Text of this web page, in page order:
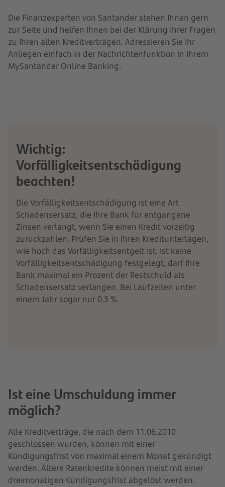
Die Finanzexperten von Santander stehen Ihnen gern
zur Seite und helfen Ihnen bei der Klärung Ihrer Fragen
zu Ihren alten Kreditverträgen. Adressieren Sie Ihr
Anliegen einfach in der Nachrichtenfunktion in Ihrem
MySantander Online Banking.
Wichtig:
Vorfälligkeitsentschädigung
beachten!
Die Vorfälligkeitsentschädigung ist eine Art
Schadensersatz, die Ihre Bank für entgangene
Zinsen verlangt, wenn Sie einen Kredit vorzeitig
zurückzahlen. Prüfen Sie in Ihren Kreditunterlagen,
wie hoch das Vorfälligkeitsentgelt ist. Ist keine
Vorfälligkeitsentschädigung festgelegt, darf Ihre
Bank maximal ein Prozent der Restschuld als
Schadensersatz verlangen. Bei Laufzeiten unter
einem Jahr sogar nur 0,5 %.
Ist eine Umschuldung immer
möglich?
Alle Kreditverträge, die nach dem 11.06.2010
geschlossen wurden, können mit einer
Kündigungsfrist von maximal einem Monat gekündigt
werden. Ältere Ratenkredite können meist mit einer
dreimonatigen Kündigungsfrist abgelöst werden.